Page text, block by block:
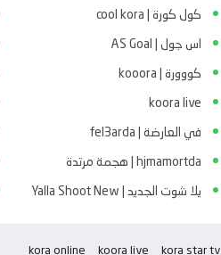
كول كورة | cool kora
اس جول | AS Goal
كووورة | kooora
koora live
في العارضة | fel3arda
hjmamortda | هجمة مرتدة
يلا شوت الجديد | Yalla Shoot New
kora star tv
koora live
kora online